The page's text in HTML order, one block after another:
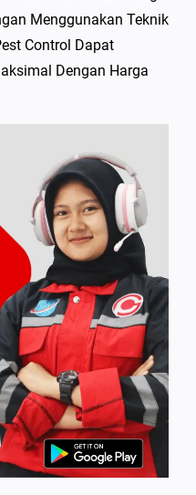
Menggunakan Teknik
Control Dapat
Dengan Harga